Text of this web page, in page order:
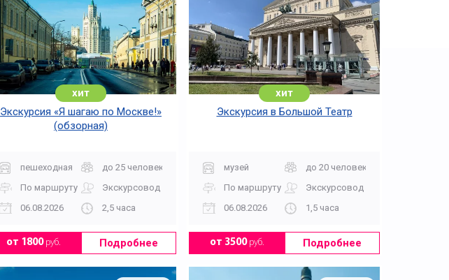
хит
Экскурсия «Я шагаю по Москве!»
(обзорная)
пешеходная
до 25 человек
По маршруту
Экскурсовод
06.08.2026
2,5 часа
от 1800руб. Подробнее
хит
Экскурсия в Большой Театр
музей
до 20 человек
По маршруту
Экскурсовод
06.08.2026
1,5 часа
от 3500руб. Подробнее